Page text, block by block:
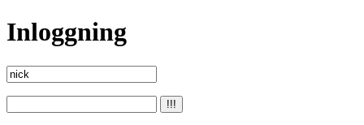
Inloggning